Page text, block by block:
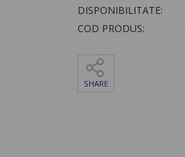
DISPONIBILITATE:
COD PRODUS:
SHARE